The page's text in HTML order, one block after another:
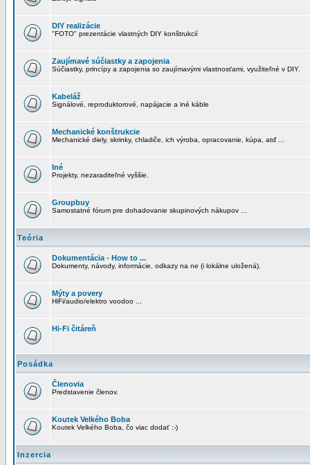
DIY realizácie
"FOTO" prezentácie vlastných DIY konštrukcií
Zaujímavé súčiastky a zapojenia
Súčiastky, princípy a zapojenia so zaujímavými vlastnosťami, využiteľné v DIY.
Kabeláž
Signálové, reproduktorové, napájacie a iné káble
Mechanické konštrukcie
Mechanické diely, skrinky, chladiče, ich výroba, opracovanie, kúpa, atď ...
Iné
Projekty, nezaraditeľné vyššie.
Groupbuy
Samostatné fórum pre dohadovanie skupinových nákupov ...
Teória
Dokumentácia - How to ...
Dokumenty, návody, informácie, odkazy na ne (i lokálne uložená).
Mýty a povery
HiFi/audio/elektro voodoo ...
Hi-Fi čitáreň
Posádka
Členovia
Predstavenie členov.
Koutek Velkého Boba
Koutek Velkého Boba, čo viac dodať :-)
Inzercia